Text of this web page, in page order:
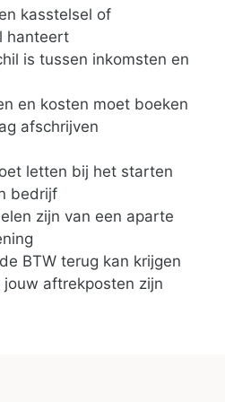
kasstelsel of
hanteert
is tussen inkomsten en
en kosten moet boeken
afschrijven
letten bij het starten
bedrijf
zijn van een aparte
BTW terug kan krijgen
aftrekposten zijn